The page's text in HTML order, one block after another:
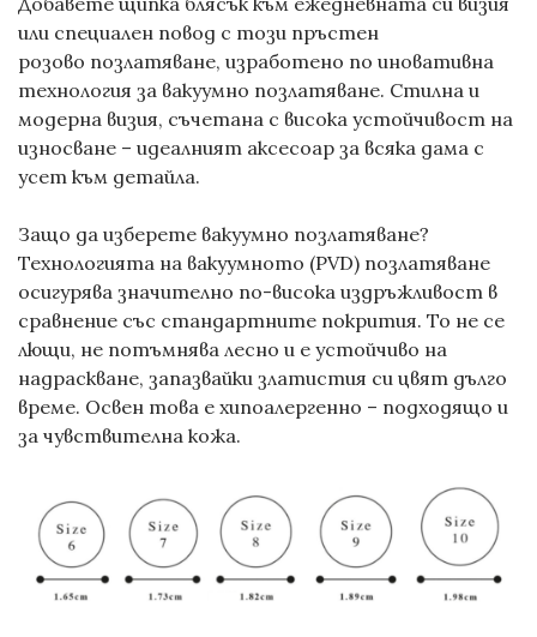
или специален повод с този пръстен
розово позлатяване, изработено по иновативна
технология за вакуумно позлатяване. Стилна и
модерна визия, съчетана с висока устойчивост на
износване – идеалният аксесоар за всяка дама с
усет към детайла.
Защо да изберете вакуумно позлатяване?
Технологията на вакуумното (PVD) позлатяване
осигурява значително по-висока издръжливост в
сравнение със стандартните покрития. То не се
лющи, не потъмнява лесно и е устойчиво на
надраскване, запазвайки златистия си цвят дълго
време. Освен това е хипоалергенно – подходящо и
за чувствителна кожа.